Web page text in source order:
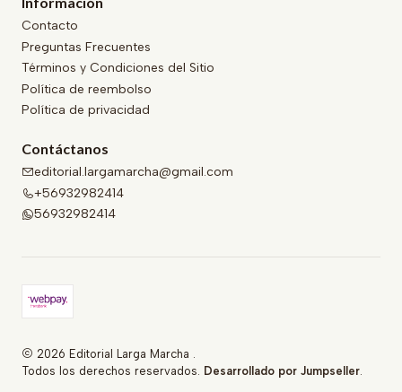
Contacto
Preguntas Frecuentes
Términos y Condiciones del Sitio
Política de reembolso
Política de privacidad
Contáctanos
editorial.largamarcha@gmail.com
+56932982414
56932982414
2026 Editorial Larga Marcha .
Todos los derechos reservados. Desarrollado por Jumpseller.